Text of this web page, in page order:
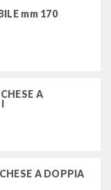
mm 170
A
A DOPPIA